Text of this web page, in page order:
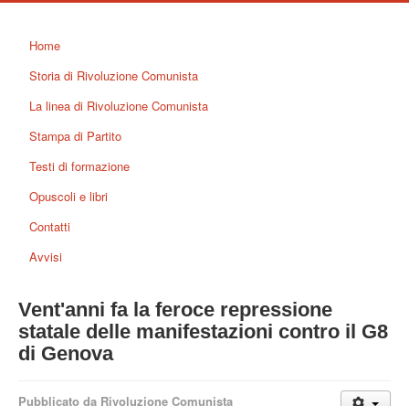
Home
Storia di Rivoluzione Comunista
La linea di Rivoluzione Comunista
Stampa di Partito
Testi di formazione
Opuscoli e libri
Contatti
Avvisi
Vent'anni fa la feroce repressione
statale delle manifestazioni contro il G8
di Genova
Pubblicato da Rivoluzione Comunista